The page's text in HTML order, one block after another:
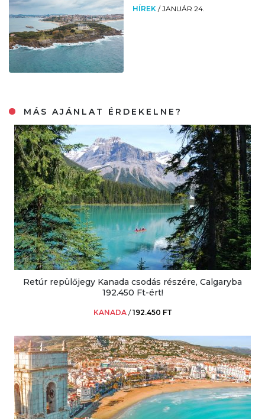
HÍREK /JANUÁR 24.
MÁS AJÁNLAT ÉRDEKELNE?
Retúr repülőjegy Kanada csodás részére, Calgaryba
192.450 Ft-ért!
KANADA /192.450 FT